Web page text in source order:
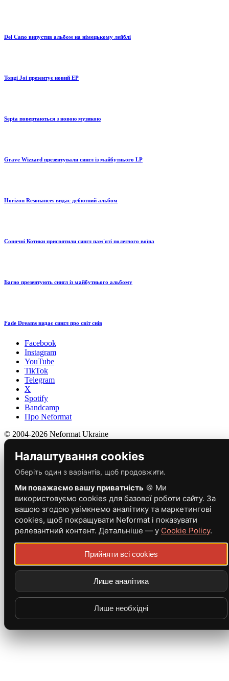
Del Cano випустив альбом на німецькому лейблі
Tongi Joi презентує новий EP
Septa повертаються з новою музикою
Grave Wizzard презентували сингл із майбутнього LP
Horizon Resonances видає дебютний альбом
Сонячні Котики присвятили сингл пам'яті полеглого воїна
Багно презентують сингл із майбутнього альбому
Fade Dreams видає сингл про світ снів
Facebook
Instagram
YouTube
TikTok
Telegram
X
Spotify
Bandcamp
Про Neformat
© 2004-2026 Neformat Ukraine
Налаштування cookies
Оберіть один з варіантів, щоб продовжити.
Ми поважаємо вашу приватність 🍪 Ми
використовуємо cookies для базової роботи сайту. За
вашою згодою увімкнемо аналітику та маркетингові
cookies, щоб покращувати Neformat і показувати
релевантний контент. Детальніше — у Cookie Policy.
Прийняти всі cookies
Лише аналітика
Лише необхідні